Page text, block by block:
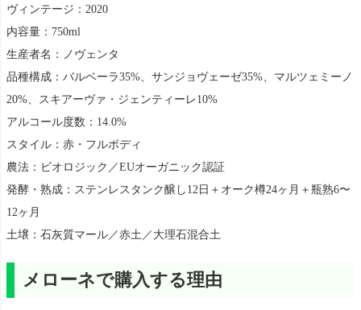
ヴィンテージ：2020
内容量：750ml
生産者名：ノヴェンタ
品種構成：バルベーラ35%、サンジョヴェーゼ35%、マルツェミーノ
20%、スキアーヴァ・ジェンティーレ10%
アルコール度数：14.0%
スタイル：赤・フルボディ
農法：ビオロジック／EUオーガニック認証
発酵・熟成：ステンレスタンク醸し12日＋オーク樽24ヶ月＋瓶熟6〜
12ヶ月
土壌：石灰質マール／赤土／大理石混合土
メローネで購入する理由